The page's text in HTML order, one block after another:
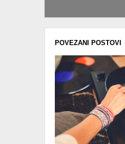
POVEZANI POSTOVI